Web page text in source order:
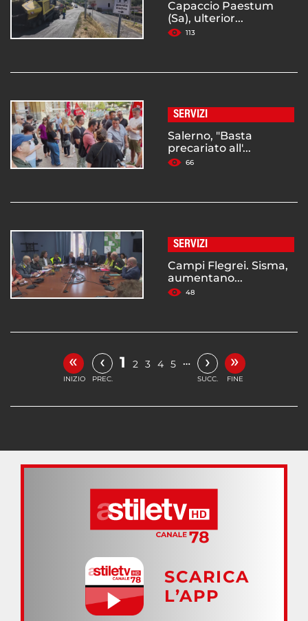
Capaccio Paestum
(Sa), ulterior...
113
SERVIZI
Salerno, "Basta
precariato all'...
66
SERVIZI
Campi Flegrei. Sisma,
aumentano...
48
«
INIZIO
‹
PREC.
1 2 3 4 5 … ›
SUCC.
»
FINE
SCARICA
L’APP